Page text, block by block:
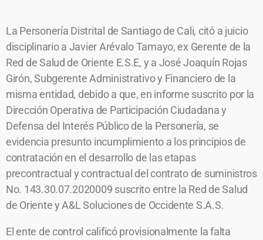
La Personería Distrital de Santiago de Cali, citó a juicio
disciplinario a Javier Arévalo Tamayo, ex Gerente de la
Red de Salud de Oriente E.S.E, y a José Joaquín Rojas
Girón, Subgerente Administrativo y Financiero de la
misma entidad, debido a que, en informe suscrito por la
Dirección Operativa de Participación Ciudadana y
Defensa del Interés Público de la Personería, se
evidencia presunto incumplimiento a los principios de
contratación en el desarrollo de las etapas
precontractual y contractual del contrato de suministros
No. 143.30.07.2020009 suscrito entre la Red de Salud
de Oriente y A&L Soluciones de Occidente S.A.S.
El ente de control calificó provisionalmente la falta